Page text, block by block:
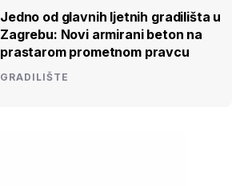
Jedno od glavnih ljetnih gradilišta u
Zagrebu: Novi armirani beton na
prastarom prometnom pravcu
GRADILIŠTE